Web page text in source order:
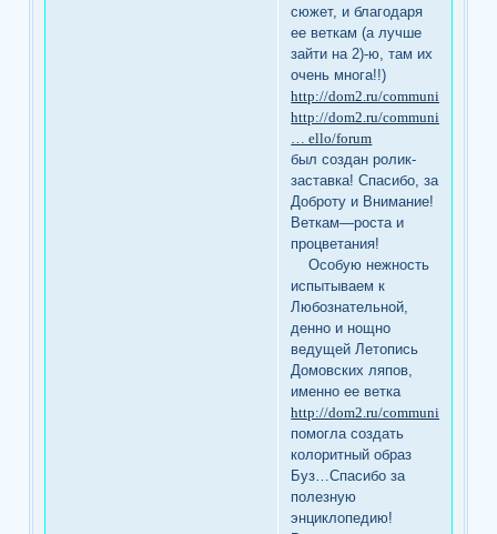
сюжет, и благодаря
ее веткам (а лучше
зайти на 2)-ю, там их
очень многа!!)
http://dom2.ru/community/
http://dom2.ru/community/users/
… ello/forum
был создан ролик-
заставка! Спасибо, за
Доброту и Внимание!
Веткам—роста и
процветания!
Особую нежность
испытываем к
Любознательной,
денно и нощно
ведущей Летопись
Домовских ляпов,
именно ее ветка
http://dom2.ru/community/
помогла создать
колоритный образ
Буз…Спасибо за
полезную
энциклопедию!